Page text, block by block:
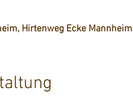
Hirtenweg Ecke